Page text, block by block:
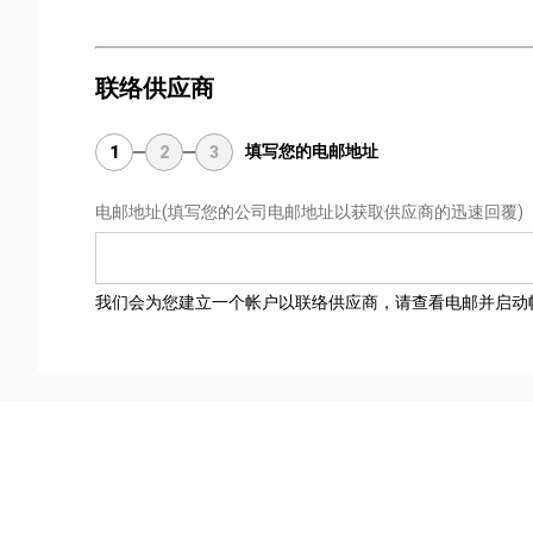
联络供应商
1 2 3 填写您的电邮地址
电邮地址(填写您的公司电邮地址以获取供应商的迅速回覆)
我们会为您建立一个帐户以联络供应商，请查看电邮并启动